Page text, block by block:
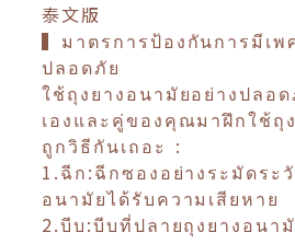
泰文版
▍มาตรการป้องกันการมีเพ
ปลอดภัย
ใช้ถุงยางอนามัยอย่างปลอ
เองและคู่ของคุณมาฝึกใช้ถุ
ถูกวิธีกันเถอะ :
1.ฉีก:ฉีกซองอย่างระมัดระ
อนามัยได้รับความเสียหาย
2.บีบ:บีบที่ปลายถุงยางอนา